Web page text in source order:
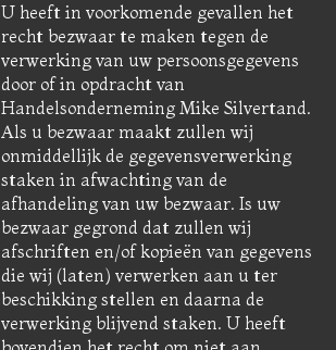
U heeft in voorkomende gevallen het
recht bezwaar te maken tegen de
verwerking van uw persoonsgegevens
door of in opdracht van
Handelsonderneming Mike Silvertand.
Als u bezwaar maakt zullen wij
onmiddellijk de gegevensverwerking
staken in afwachting van de
afhandeling van uw bezwaar. Is uw
bezwaar gegrond dat zullen wij
afschriften en/of kopieën van gegevens
die wij (laten) verwerken aan u ter
beschikking stellen en daarna de
verwerking blijvend staken. U heeft